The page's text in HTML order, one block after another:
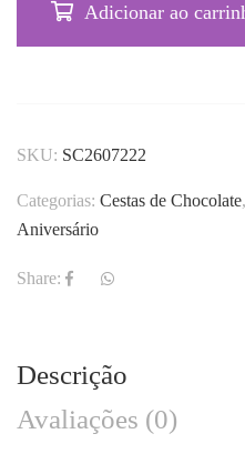
Adicionar ao
SKU: SC2607222
Categorias: Cestas de Chocolate,
Aniversário
Share:
Descrição
Avaliações (0)